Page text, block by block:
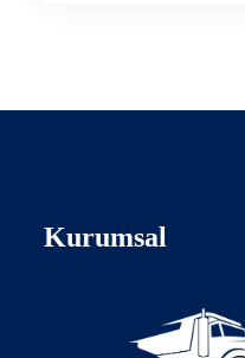
Kurumsal